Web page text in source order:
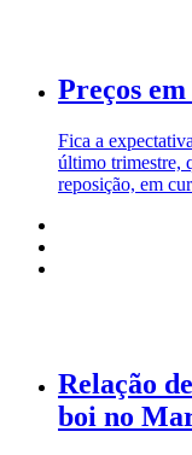
Preços
Fica a
último trimestre,
reposição, em
Relação
boi no